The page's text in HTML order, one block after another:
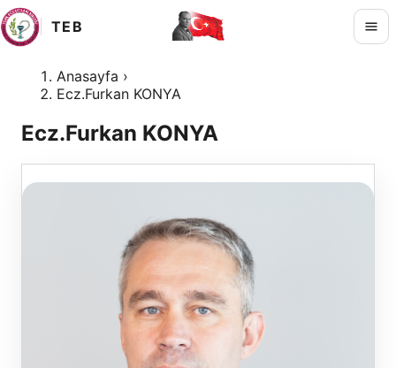
TEB
Anasayfa ›
Ecz.Furkan KONYA
Ecz.Furkan KONYA